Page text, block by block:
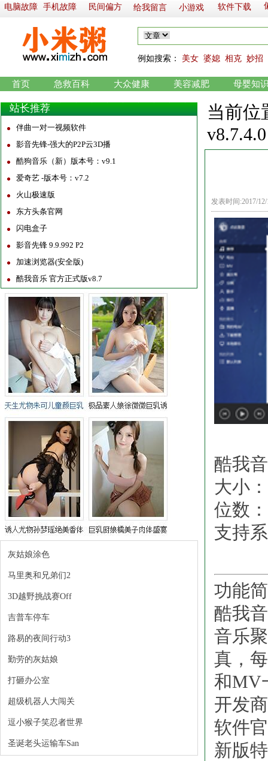
首页 急救百科 大众健康 美容减肥 母婴知
软件下载
小游戏
手机故障 民间偏方 给我留言
例如搜索： 美女 婆媳 相克 妙招
电脑故障
站长推荐
伴曲一对一视频软件
影音先锋-强大的P2P云3D播
酷狗音乐（新）版本号：v9.1
爱奇艺 -版本号：v7.2
火山极速版
东方头条官网
闪电盒子
影音先锋 9.9.992 P2
加速浏览器(安全版)
酷我音乐 官方正式版v8.7
灰姑娘涂色
马里奥和兄弟们2
3D越野挑战赛Off
吉普车停车
路易的夜间行动3
勤劳的灰姑娘
打砸办公室
超级机器人大闯关
逗小猴子笑忍者世界
圣诞老头运输车San
当前
v8.7.4.0
发表时间:2017/
酷我
大小
位数
支持
功能
酷我
音乐
真，
和MV
开发
软件
新版